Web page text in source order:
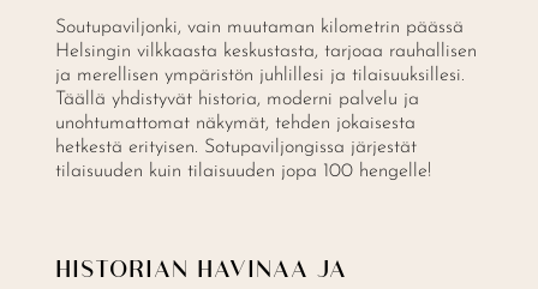
Soutupaviljonki, vain muutaman kilometrin päässä
Helsingin vilkkaasta keskustasta, tarjoaa rauhallisen
ja merellisen ympäristön juhlillesi ja tilaisuuksillesi.
Täällä yhdistyvät historia, moderni palvelu ja
unohtumattomat näkymät, tehden jokaisesta
hetkestä erityisen. Sotupaviljongissa järjestät
tilaisuuden kuin tilaisuuden jopa 100 hengelle!
HISTORIAN HAVINAA JA